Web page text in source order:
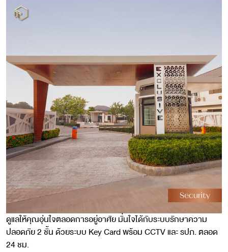
ดูแลให้คุณอุ่นใจตลอดการอยู่อาศัย มั่นใจได้กับระบบรักษาความ
ปลอดภัย 2 ชั้น ด้วยระบบ Key Card พร้อม CCTV และ รปภ. ตลอด
24 ชม.